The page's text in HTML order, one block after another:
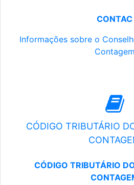
CONTAC
Informações sobre o
Contagem
CÓDIGO TRIBUTÁRIO
CÓDIGO TRIBUTÁRIO